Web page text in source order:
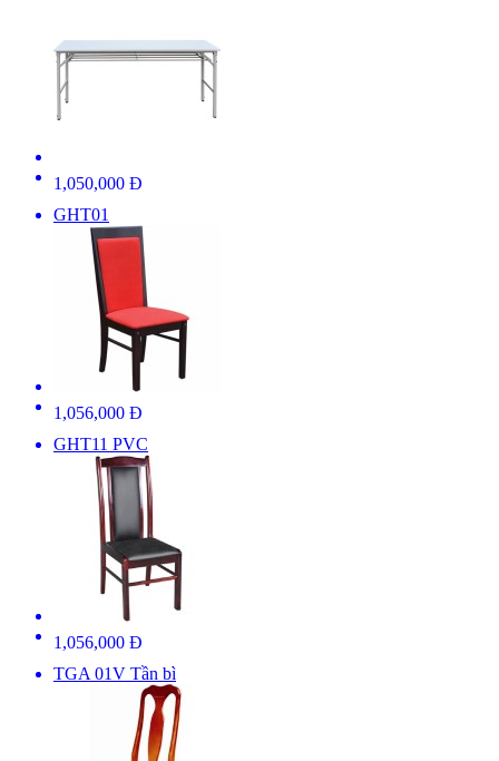
1,050,000 Đ
GHT01
1,056,000 Đ
GHT11 PVC
1,056,000 Đ
TGA 01V Tần bì